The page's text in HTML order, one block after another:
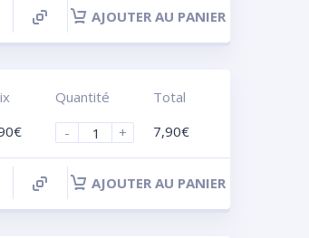
AJOUTER AU PANIER
€
Quantité
-
+
Total
7,90€
AJOUTER AU PANIER